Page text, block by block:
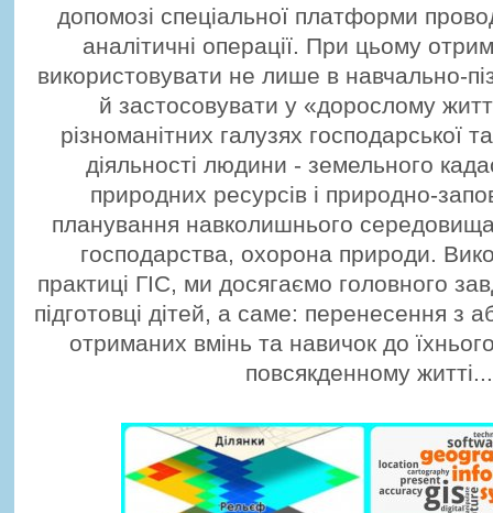
допомозі спеціальної платформи
аналітичні операції. При цьому
використовувати не лише в навчально-
й застосовувати у «дорослому
різноманітних галузях господарської
діяльності людини - земельного
природних ресурсів і природно-
планування навколишнього середовища,
господарства, охорона природи.
практиці ГІС, ми досягаємо головного
підготовці дітей, а саме: перенесення з
отриманих вмінь та навичок до
повсякденному житті...